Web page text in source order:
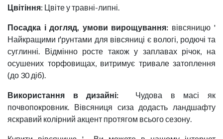
Цвітіння: Цвіте у травні-липні.
Посадка і догляд, умови вирощування: вівсяницю '
Найкращими ґрунтами для вівсяниці є вологі, родючі та
суглинні. Відмінно росте також у заплавах річок, на
осушених торфовищах, витримує тривале затоплення
(до 30 діб).
Використання в дизайні: Чудова в масі як
почвопокровник. Вівсяниця сиза додасть ландшафту
яскравий колірний акцент протягом всього сезону.